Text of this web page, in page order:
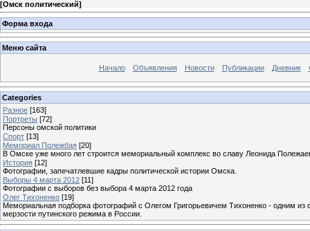
[Омск политический]
Форма входа
Меню сайта
Начало Объявления Новости Публикации Дневник
Categories
Разное [163]
Портреты [72]
Персоны омской политики
Спорт [13]
Мемориал Полежбая [20]
В Омске уже много лет строится мемориальный комплекс во славу Леонида
История [12]
Фотографии, запечатлевшие кадры политической истории Омска.
Выборы 4 марта 2012 [11]
Фотографии с выборов без выбора 4 марта 2012 года
Олег Тихоненко [19]
Мемориальная подборка фотографий с Олегом Григорьевичем Тихоненко - одним из
мерзости путинского режима в России.